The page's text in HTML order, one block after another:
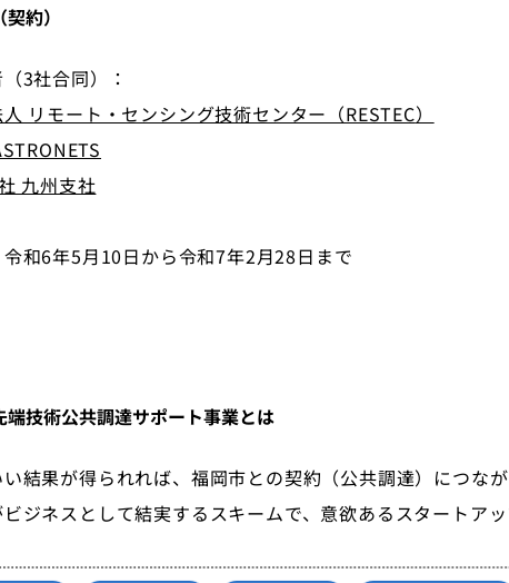
約）
3社合同）：
リモート・センシング技術センター（RESTEC）
九州支社
和6年5月10日から令和7年2月28日まで
端技術公共調達サポート事業とは
結果が得られれば、福岡市との契約（公共調達）につなが
ジネスとして結実するスキームで、意欲あるスタートアッ